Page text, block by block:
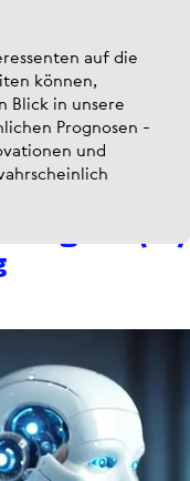
auf die
können,
Blick in unsere
Prognosen -
und
(KI)